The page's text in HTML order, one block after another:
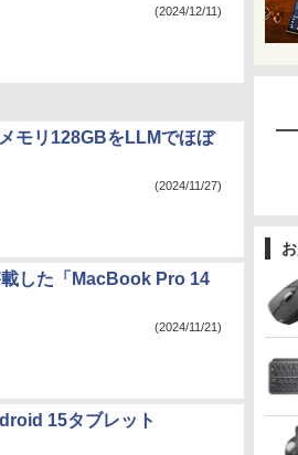
(2024/12/11)
モリ128GBをLLMでほぼ
(2024/11/27)
した「MacBook Pro 14
(2024/11/21)
15タブレット